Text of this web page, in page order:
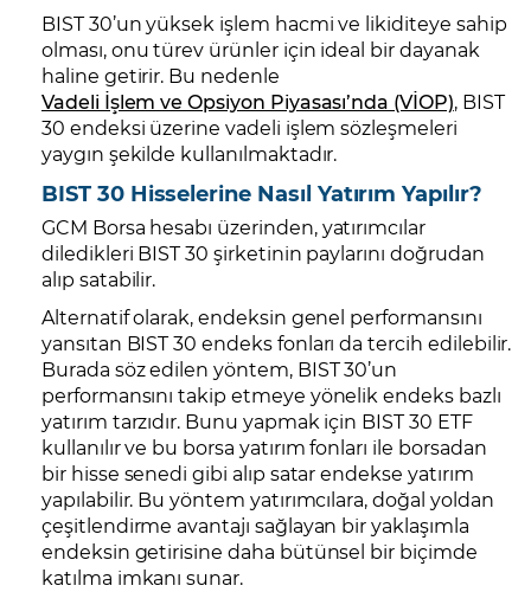
BIST 30’un yüksek işlem hacmi ve likiditeye sahip
olması, onu türev ürünler için ideal bir dayanak
haline getirir. Bu nedenle
Vadeli İşlem ve Opsiyon Piyasası’nda (VİOP), BIST
30 endeksi üzerine vadeli işlem sözleşmeleri
yaygın şekilde kullanılmaktadır.
BIST 30 Hisselerine Nasıl Yatırım Yapılır?
GCM Borsa hesabı üzerinden, yatırımcılar
diledikleri BIST 30 şirketinin paylarını doğrudan
alıp satabilir.
Alternatif olarak, endeksin genel performansını
yansıtan BIST 30 endeks fonları da tercih edilebilir.
Burada söz edilen yöntem, BIST 30’un
performansını takip etmeye yönelik endeks bazlı
yatırım tarzıdır. Bunu yapmak için BIST 30 ETF
kullanılır ve bu borsa yatırım fonları ile borsadan
bir hisse senedi gibi alıp satar endekse yatırım
yapılabilir. Bu yöntem yatırımcılara, doğal yoldan
çeşitlendirme avantajı sağlayan bir yaklaşımla
endeksin getirisine daha bütünsel bir biçimde
katılma imkanı sunar.